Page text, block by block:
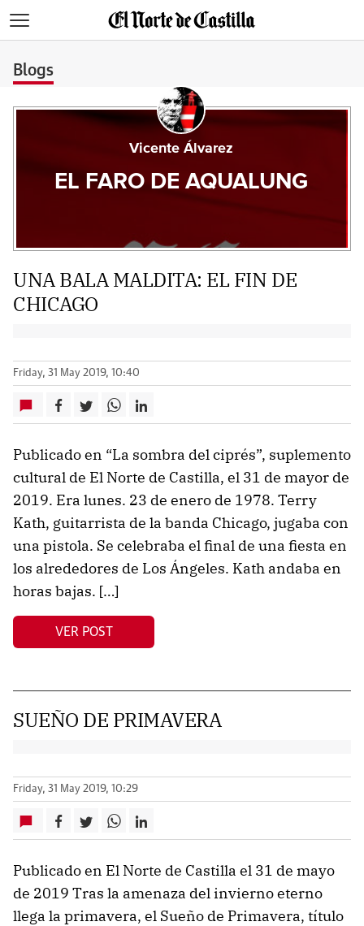
Blogs
Vicente Álvarez
EL FARO DE AQUALUNG
UNA BALA MALDITA: EL FIN DE
CHICAGO
Friday, 31 May 2019, 10:40
Publicado en “La sombra del ciprés”, suplemento
cultural de El Norte de Castilla, el 31 de mayor de
2019. Era lunes. 23 de enero de 1978. Terry
Kath, guitarrista de la banda Chicago, jugaba con
una pistola. Se celebraba el final de una fiesta en
los alrededores de Los Ángeles. Kath andaba en
horas bajas. […]
VER POST
SUEÑO DE PRIMAVERA
Friday, 31 May 2019, 10:29
Publicado en El Norte de Castilla el 31 de mayo
de 2019 Tras la amenaza del invierno eterno
llega la primavera, el Sueño de Primavera, título